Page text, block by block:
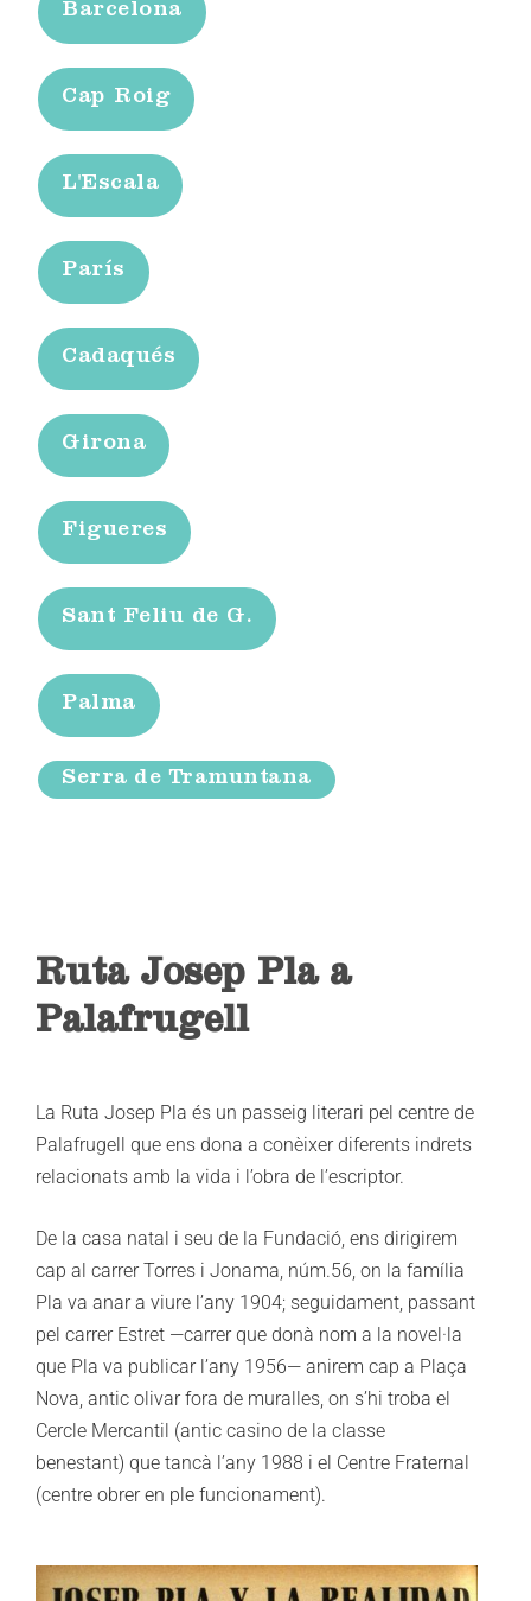
Barcelona
Cap Roig
L'Escala
París
Cadaqués
Girona
Figueres
Sant Feliu de G.
Palma
Serra de Tramuntana
Ruta Josep Pla a
Palafrugell
La Ruta Josep Pla és un passeig literari pel centre de
Palafrugell que ens dona a conèixer diferents indrets
relacionats amb la vida i l’obra de l’escriptor.
De la casa natal i seu de la Fundació, ens dirigirem
cap al carrer Torres i Jonama, núm.56, on la família
Pla va anar a viure l’any 1904; seguidament, passant
pel carrer Estret —carrer que donà nom a la novel·la
que Pla va publicar l’any 1956— anirem cap a Plaça
Nova, antic olivar fora de muralles, on s’hi troba el
Cercle Mercantil (antic casino de la classe
benestant) que tancà l’any 1988 i el Centre Fraternal
(centre obrer en ple funcionament).